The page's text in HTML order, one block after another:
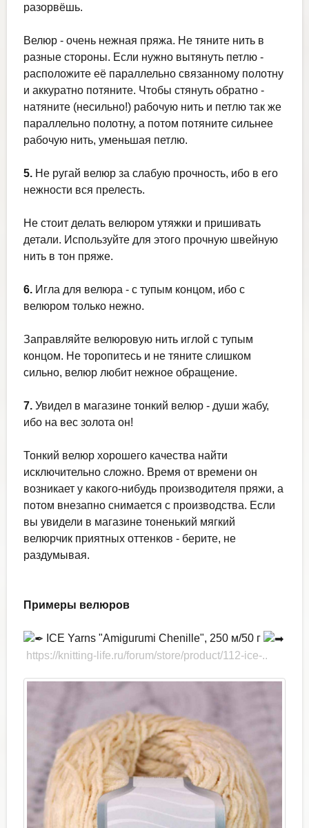
разорвёшь.
Велюр - очень нежная пряжа. Не тяните нить в
разные стороны. Если нужно вытянуть петлю -
расположите её параллельно связанному полотну
и аккуратно потяните. Чтобы стянуть обратно -
натяните (несильно!) рабочую нить и петлю так же
параллельно полотну, а потом потяните сильнее
рабочую нить, уменьшая петлю.
5. Не ругай велюр за слабую прочность, ибо в его
нежности вся прелесть.
Не стоит делать велюром утяжки и пришивать
детали. Используйте для этого прочную швейную
нить в тон пряже.
6. Игла для велюра - с тупым концом, ибо с
велюром только нежно.
Заправляйте велюровую нить иглой с тупым
концом. Не торопитесь и не тяните слишком
сильно, велюр любит нежное обращение.
7. Увидел в магазине тонкий велюр - души жабу,
ибо на вес золота он!
Тонкий велюр хорошего качества найти
исключительно сложно. Время от времени он
возникает у какого-нибудь производителя пряжи, а
потом внезапно снимается с производства. Если
вы увидели в магазине тоненький мягкий
велюрчик приятных оттенков - берите, не
раздумывая.
Примеры велюров
ICE Yarns "Amigurumi Chenille", 250 м/50 г
https://knitting-life.ru/forum/store/product/112-ice-..